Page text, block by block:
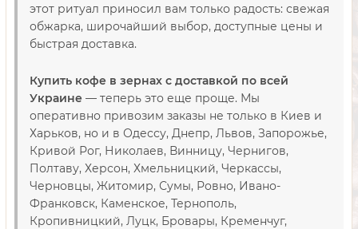
этот ритуал приносил вам только радость: свежая
обжарка, широчайший выбор, доступные цены и
быстрая доставка.
Купить кофе в зернах с доставкой по всей
Украине — теперь это еще проще. Мы
оперативно привозим заказы не только в Киев и
Харьков, но и в Одессу, Днепр, Львов, Запорожье,
Кривой Рог, Николаев, Винницу, Чернигов,
Полтаву, Херсон, Хмельницкий, Черкассы,
Черновцы, Житомир, Сумы, Ровно, Ивано-
Франковск, Каменское, Тернополь,
Кропивницкий, Луцк, Бровары, Кременчуг,